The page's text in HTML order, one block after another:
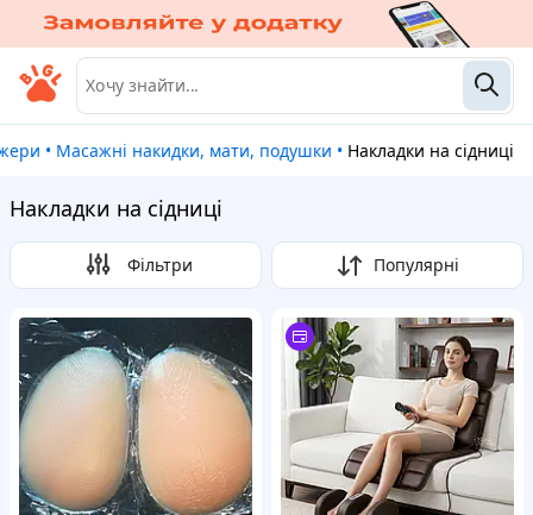
• Масажні накидки, мати, подушки • Накладки на сідниці
Накладки на сідниці
Фільтри Популярні